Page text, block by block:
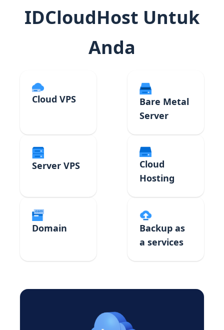
IDCloudHost Untuk
Anda
Cloud VPS
Bare Metal
Server
Server VPS
Cloud
Hosting
Domain
Backup as
a services